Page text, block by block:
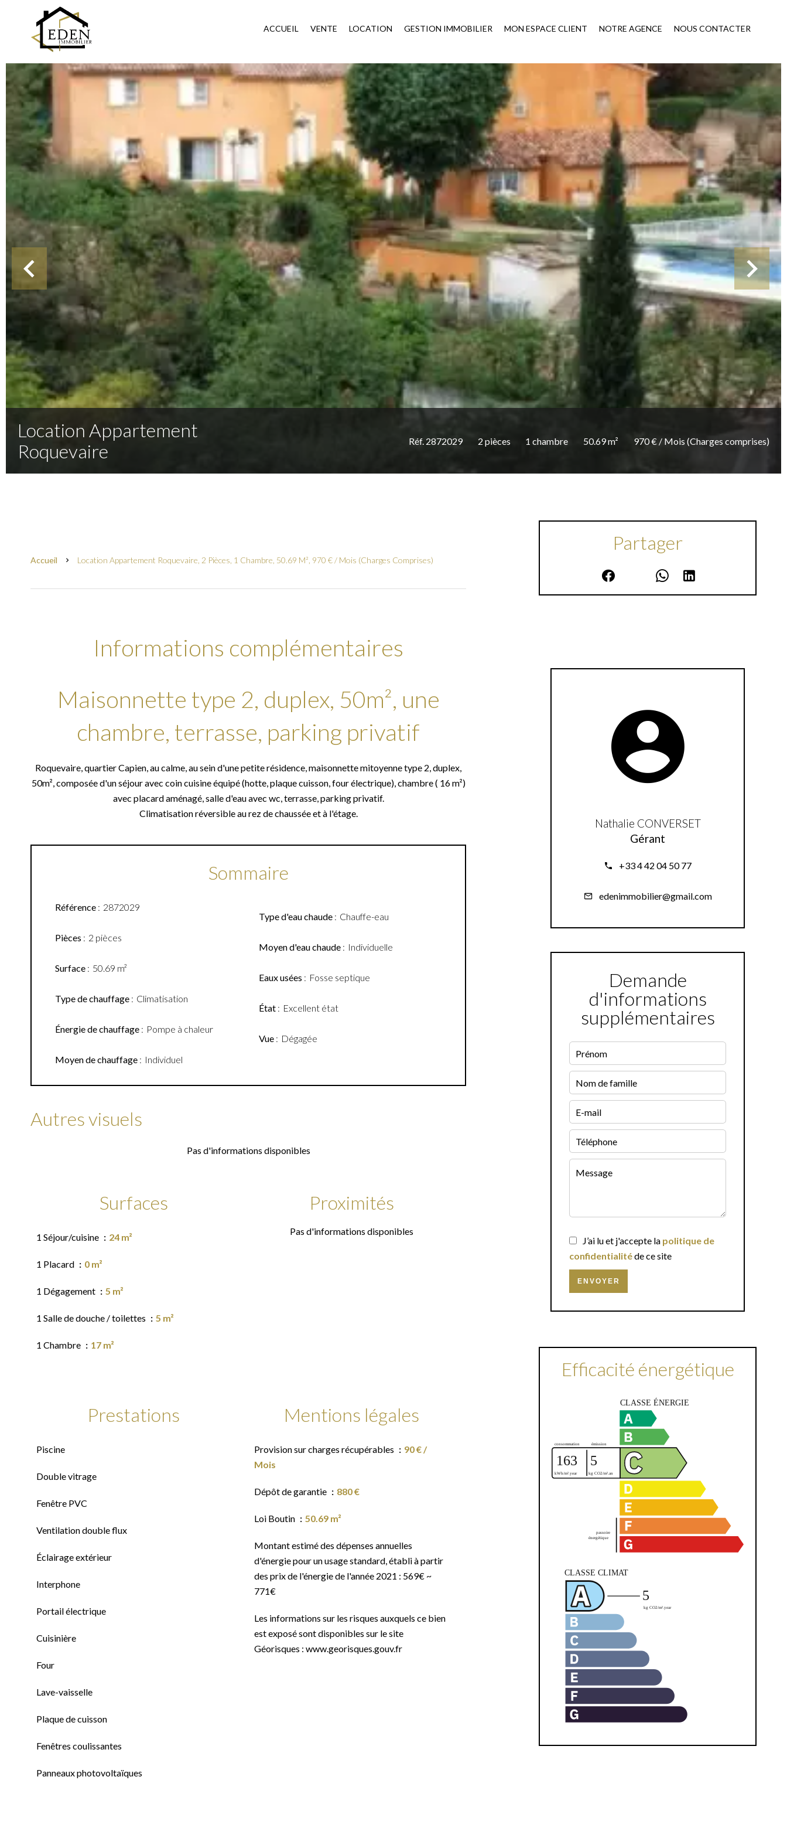
ACCUEIL VENTE LOCATION GESTION IMMOBILIER MON ESPACE CLIENT NOTRE AGENCE NOUS CONTACTER
Location Appartement
Roquevaire
Réf. 2872029 2 pièces 1 chambre 50.69 m² 970 € / Mois (Charges comprises)
Accueil Location Appartement Roquevaire, 2 Pièces, 1 Chambre, 50.69 M², 970 € / Mois (Charges Comprises)
Informations complémentaires
Maisonnette type 2, duplex, 50m², une
chambre, terrasse, parking privatif
Roquevaire, quartier Capien, au calme, au sein d'une petite résidence, maisonnette mitoyenne type 2, duplex,
50m², composée d'un séjour avec coin cuisine équipé (hotte, plaque cuisson, four électrique), chambre ( 16 m²)
avec placard aménagé, salle d'eau avec wc, terrasse, parking privatif.
Climatisation réversible au rez de chaussée et à l'étage.
Sommaire
Référence 2872029
Pièces 2 pièces
Surface 50.69 m²
Type de chauffage Climatisation
Énergie de chauffage Pompe à chaleur
Moyen de chauffage Individuel
Type d'eau chaude Chauffe-eau
Moyen d'eau chaude Individuelle
Eaux usées Fosse septique
État Excellent état
Vue Dégagée
Autres visuels
Pas d'informations disponibles
Surfaces
1 Séjour/cuisine 24 m²
1 Placard 0 m²
1 Dégagement 5 m²
1 Salle de douche / toilettes 5 m²
1 Chambre 17 m²
Proximités
Pas d'informations disponibles
Prestations
Piscine
Double vitrage
Fenêtre PVC
Ventilation double flux
Éclairage extérieur
Interphone
Portail électrique
Cuisinière
Four
Lave-vaisselle
Plaque de cuisson
Fenêtres coulissantes
Panneaux photovoltaïques
Mentions légales
Provision sur charges récupérables
90 € /
Mois
Dépôt de garantie 880 €
Loi Boutin 50.69 m²
Montant estimé des dépenses annuelles
d'énergie pour un usage standard, établi à partir
des prix de l'énergie de l'année 2021 : 569€ ~
771€
Les informations sur les risques auxquels ce bien
est exposé sont disponibles sur le site
Géorisques : www.georisques.gouv.fr
Partager
Nathalie CONVERSET
Gérant
+33 4 42 04 50 77
edenimmobilier@gmail.com
Demande
d'informations
supplémentaires
J’ai lu et j'accepte la politique de
confidentialitéde ce site
ENVOYER
Efficacité énergétique